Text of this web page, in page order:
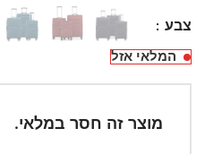
צבע
המלאי אזל
מוצר זה חסר במלאי.